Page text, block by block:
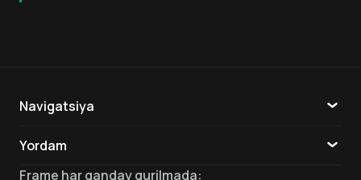
Navigatsiya
Yordam
Aloqa
Frame har qanday qurilmada: